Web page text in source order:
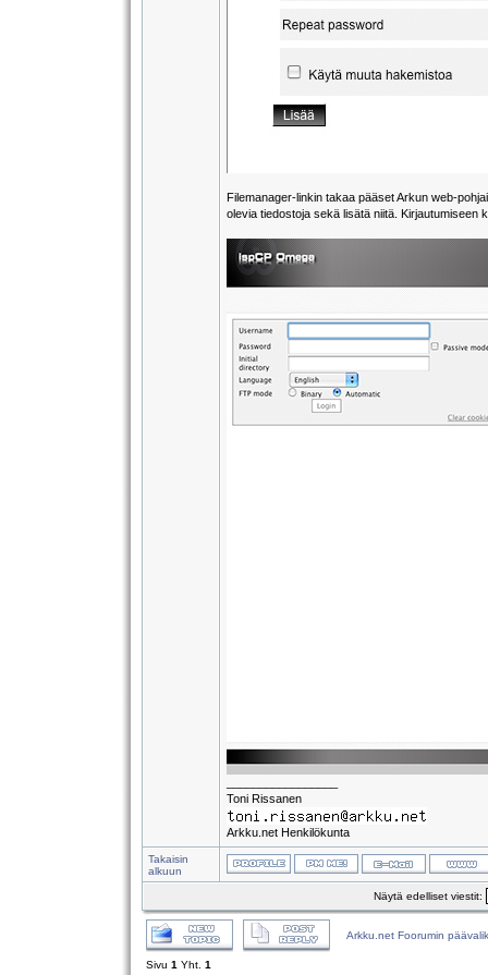
Filemanager-linkin takaa pääset Arkun web-
olevia tiedostoja sekä lisätä niitä. Kirjautumiseen
Toni Rissanen
Arkku.net Henkilökunta
Takaisin
alkuun
Näytä edelliset viestit:
Arkku.net Foorumin
Sivu 1 Yht. 1